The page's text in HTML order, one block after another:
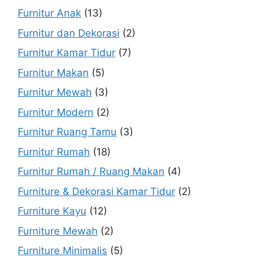
Furnitur Anak (13)
Furnitur dan Dekorasi (2)
Furnitur Kamar Tidur (7)
Furnitur Makan (5)
Furnitur Mewah (3)
Furnitur Modern (2)
Furnitur Ruang Tamu (3)
Furnitur Rumah (18)
Furnitur Rumah / Ruang Makan (4)
Furniture & Dekorasi Kamar Tidur (2)
Furniture Kayu (12)
Furniture Mewah (2)
Furniture Minimalis (5)